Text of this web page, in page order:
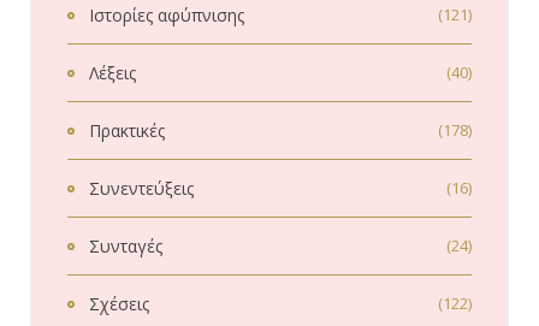
Ιστορίες αφύπνισης (121)
Λέξεις (40)
Πρακτικές (178)
Συνεντεύξεις (16)
Συνταγές (24)
Σχέσεις (122)